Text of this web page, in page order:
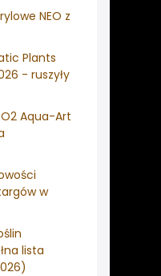
NEO z
Plants
- ruszyły
Aqua-Art
w
lista